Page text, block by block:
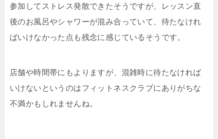
参加してストレス発散できたそうですが、レッスン直
後のお風呂やシャワーが混み合っていて、待たなけれ
ばいけなかった点も残念に感じているそうです。
店舗や時間帯にもよりますが、混雑時に待たなければ
いけないというのはフィットネスクラブにありがちな
不満かもしれませんね。